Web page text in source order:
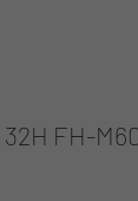
32H FH-